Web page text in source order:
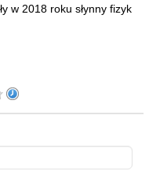
w 2018 roku słynny fizyk